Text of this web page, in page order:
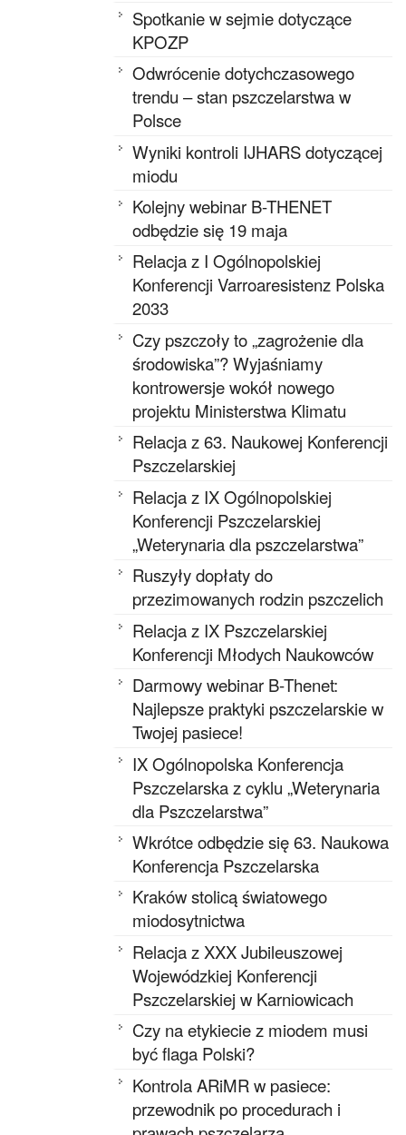
Spotkanie w sejmie dotyczące
KPOZP
Odwrócenie dotychczasowego
trendu – stan pszczelarstwa w
Polsce
Wyniki kontroli IJHARS dotyczącej
miodu
Kolejny webinar B-THENET
odbędzie się 19 maja
Relacja z I Ogólnopolskiej
Konferencji Varroaresistenz Polska
2033
Czy pszczoły to „zagrożenie dla
środowiska”? Wyjaśniamy
kontrowersje wokół nowego
projektu Ministerstwa Klimatu
Relacja z 63. Naukowej Konferencji
Pszczelarskiej
Relacja z IX Ogólnopolskiej
Konferencji Pszczelarskiej
„Weterynaria dla pszczelarstwa”
Ruszyły dopłaty do
przezimowanych rodzin pszczelich
Relacja z IX Pszczelarskiej
Konferencji Młodych Naukowców
Darmowy webinar B-Thenet:
Najlepsze praktyki pszczelarskie w
Twojej pasiece!
IX Ogólnopolska Konferencja
Pszczelarska z cyklu „Weterynaria
dla Pszczelarstwa”
Wkrótce odbędzie się 63. Naukowa
Konferencja Pszczelarska
Kraków stolicą światowego
miodosytnictwa
Relacja z XXX Jubileuszowej
Wojewódzkiej Konferencji
Pszczelarskiej w Karniowicach
Czy na etykiecie z miodem musi
być flaga Polski?
Kontrola ARiMR w pasiece:
przewodnik po procedurach i